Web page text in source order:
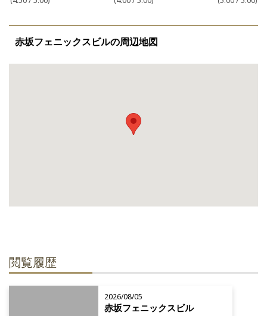
赤坂フェニックスビルの周辺地図
閲覧履歴
2026/08/05
赤坂フェニックスビル